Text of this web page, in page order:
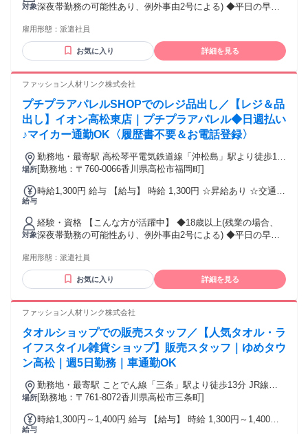
対象深夜帯勤務の可能性あり、例外事由2号による) ◆平日の早番
方 ◆フリーターの方 ◆外国籍の方 ◆学歴不問 ◆副業・Wワ
ークの方 ◆ブランクがある方 ◆何かしらの販売経験がある方
雇用形態： 派遣社員
お気に入り 詳細を見る
ファッション人材リンク株式会社
プチプラアパレルSHOPでのレジ品出し／【レジ＆品
出し】イオン高松東店｜プチプラアパレル◆日週払い
♪マイカー通勤OK〈履歴書不要＆お電話登録〉
場所
勤務地・最寄駅 高松琴平電気鉄道線「沖松島」駅より徒歩12
分 ※交通費支給 ※車通勤OK
[勤務地：〒760-0066香川県高松市福岡町]
給与
時給1,300円 給与 【給与】 時給 1,300円 ☆昇給あり ☆交通費
し！≫ 【日・週払いOK】 急な出費も安心♪ 月に最大5回のお
給料日！ 毎週火曜日・金曜日に申請OK★
対象
経験・資格 【こんな方が活躍中】 ◆18歳以上(残業の場合、
深夜帯勤務の可能性あり、例外事由2号による) ◆平日の早番
方 ◆フリーターの方 ◆外国籍の方 ◆学歴不問 ◆副業・Wワ
ークの方 ◆ブランクがある方 ◆何かしらの販売経験がある方
雇用形態： 派遣社員
お気に入り 詳細を見る
ファッション人材リンク株式会社
タオルショップでの販売スタッフ／【人気タオル・ラ
イフスタイル雑貨ショップ】販売スタッフ｜ゆめタウ
ン高松｜週5日勤務｜車通勤OK
場所
勤務地・最寄駅 ことでん線「三条」駅より徒歩13分 JR線
「高松」駅よりバス15分 ※交通費支給
[勤務地：〒761-8072香川県高松市三条町]
給与
時給1,300円～1,400円 給与 【給与】 時給 1,300円～1,400円